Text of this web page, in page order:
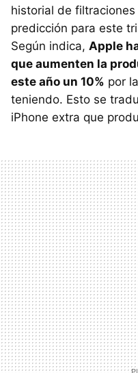
historial de
predicción para este
Según indica, Apple
que aumenten la
este año un 10% por
teniendo. Esto se
iPhone extra que